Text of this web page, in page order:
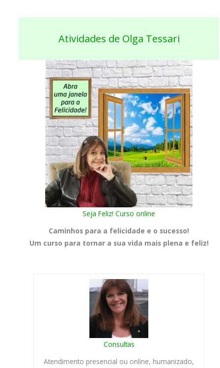
Atividades de Olga Tessari
Seja Feliz! Curso online
Caminhos para a felicidade e o sucesso!
Um curso para tornar a sua vida mais plena e feliz!
Consultas
Atendimento presencial ou online, humanizado,